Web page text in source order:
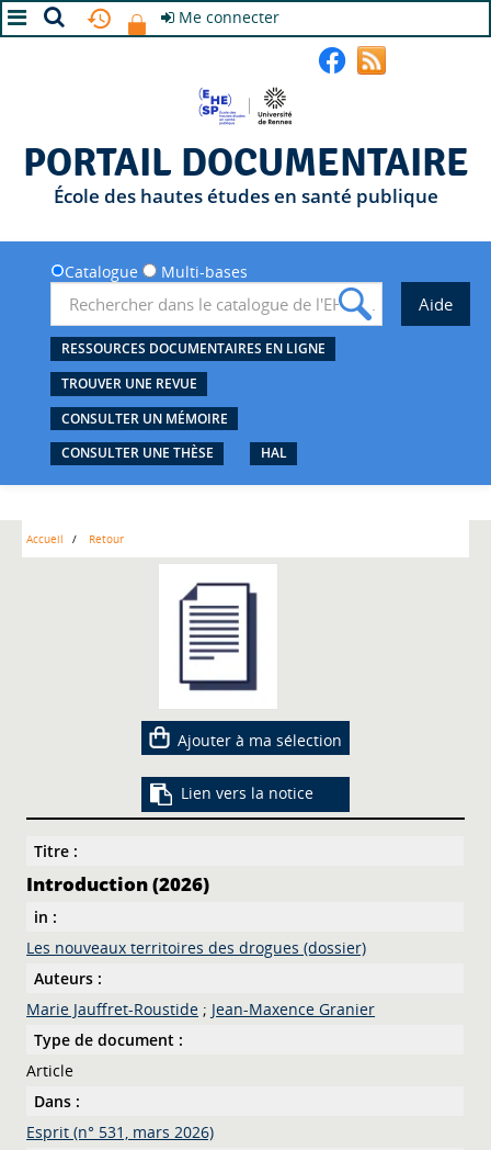
Me connecter
PORTAIL DOCUMENTAIRE
École des hautes études en santé publique
Catalogue Multi-bases
RESSOURCES DOCUMENTAIRES EN LIGNE
TROUVER UNE REVUE
CONSULTER UN MÉMOIRE
CONSULTER UNE THÈSE
HAL
Accueil Retour
Ajouter à ma sélection
Lien vers la notice
Titre :
Introduction (2026)
in :
Les nouveaux territoires des drogues (dossier)
Auteurs :
Marie Jauffret-Roustide ; Jean-Maxence Granier
Type de document :
Article
Dans :
Esprit (n° 531, mars 2026)